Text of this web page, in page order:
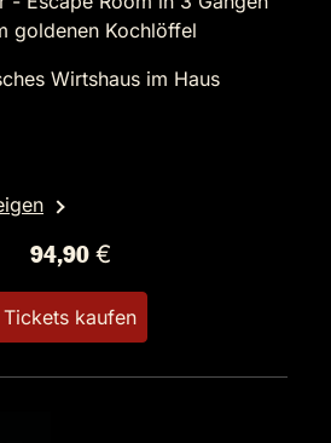
goldenen Kochlöffel
Wirtshaus im Haus
94,90 €
Tickets kaufen